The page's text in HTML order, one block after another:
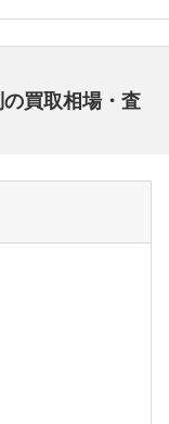
の買取相場・査